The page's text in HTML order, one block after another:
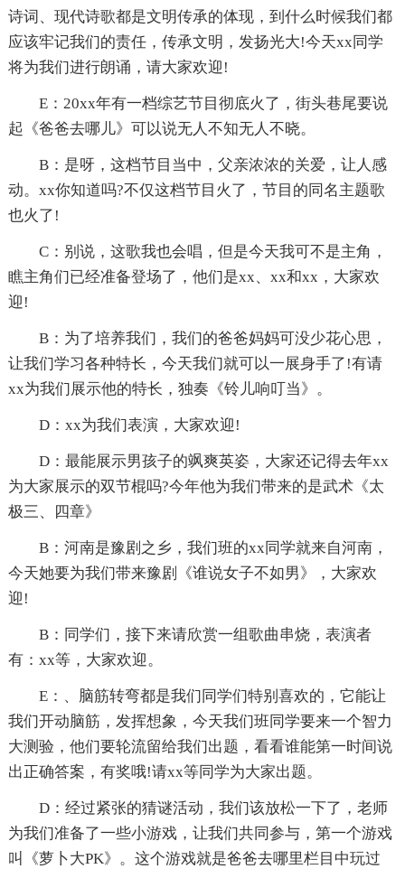
诗词、现代诗歌都是文明传承的体现，到什么时候我们都
应该牢记我们的责任，传承文明，发扬光大!今天xx同学
将为我们进行朗诵，请大家欢迎!
E：20xx年有一档综艺节目彻底火了，街头巷尾要说
起《爸爸去哪儿》可以说无人不知无人不晓。
B：是呀，这档节目当中，父亲浓浓的关爱，让人感
动。xx你知道吗?不仅这档节目火了，节目的同名主题歌
也火了!
C：别说，这歌我也会唱，但是今天我可不是主角，
瞧主角们已经准备登场了，他们是xx、xx和xx，大家欢
迎!
B：为了培养我们，我们的爸爸妈妈可没少花心思，
让我们学习各种特长，今天我们就可以一展身手了!有请
xx为我们展示他的特长，独奏《铃儿响叮当》。
D：xx为我们表演，大家欢迎!
D：最能展示男孩子的飒爽英姿，大家还记得去年xx
为大家展示的双节棍吗?今年他为我们带来的是武术《太
极三、四章》
B：河南是豫剧之乡，我们班的xx同学就来自河南，
今天她要为我们带来豫剧《谁说女子不如男》，大家欢
迎!
B：同学们，接下来请欣赏一组歌曲串烧，表演者
有：xx等，大家欢迎。
E：、脑筋转弯都是我们同学们特别喜欢的，它能让
我们开动脑筋，发挥想象，今天我们班同学要来一个智力
大测验，他们要轮流留给我们出题，看看谁能第一时间说
出正确答案，有奖哦!请xx等同学为大家出题。
D：经过紧张的猜谜活动，我们该放松一下了，老师
为我们准备了一些小游戏，让我们共同参与，第一个游戏
叫《萝卜大PK》。这个游戏就是爸爸去哪里栏目中玩过